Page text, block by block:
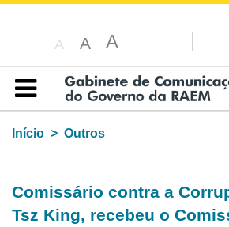
A A A
Índice
Início
Outros
Comissário contra a
Tsz King, recebeu o